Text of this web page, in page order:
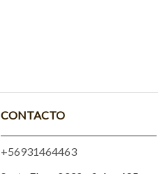
CONTACTO
+56931464463